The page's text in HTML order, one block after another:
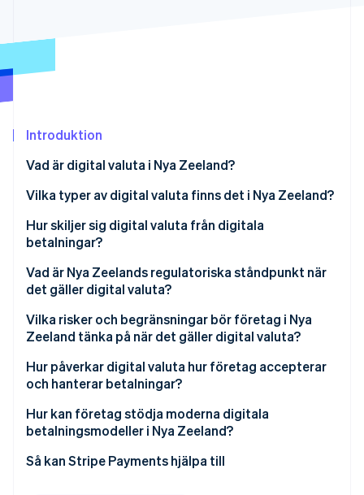
Introduktion
Vad är digital valuta i Nya Zeeland?
Vilka typer av digital valuta finns det i Nya Zeeland?
Kryptovalutor
Centralbankernas digitala valuta (CBDC)
Hur skiljer sig digital valuta från digitala
betalningar?
Vad är Nya Zeelands regulatoriska ståndpunkt när
det gäller digital valuta?
Vilka risker och begränsningar bör företag i Nya
Zeeland tänka på när det gäller digital valuta?
Hur påverkar digital valuta hur företag accepterar
och hanterar betalningar?
Hur kan företag stödja moderna digitala
betalningsmodeller i Nya Zeeland?
Så kan Stripe Payments hjälpa till